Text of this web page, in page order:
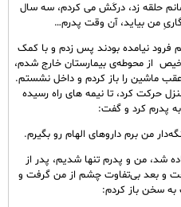
حلقه زد، درکَش می کردم، سه سال
من بیاید، آن وقت پدرم…
فرود نیامده بودند پس زدم و با کمک
از محوطه‌ی بیمارستان خارج شدم،
ماشین را باز کردم و داخل نشستم.
حرکت کرد، تا نیمه های راه رسیده
پدرم کرد و گفت:
من برم داروهای الهام رو بگیرم.
شد، من و پدرم تنها شدیم، پدر از
و بعد بی‌تفاوت چشم از من گرفت و
سخن باز کردم: